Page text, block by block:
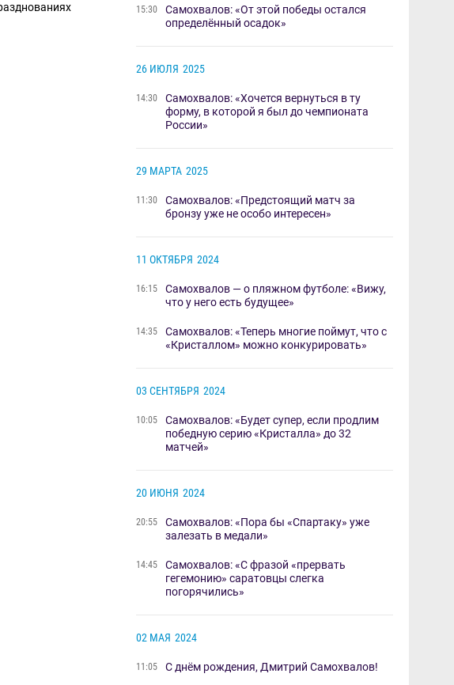
15:30
Самохвалов: «От этой победы остался
определённый осадок»
26 ИЮЛЯ 2025
14:30
Самохвалов: «Хочется вернуться в ту
форму, в которой я был до чемпионата
России»
29 МАРТА 2025
11:30
Самохвалов: «Предстоящий матч за
бронзу уже не особо интересен»
11 ОКТЯБРЯ 2024
16:15
Самохвалов — о пляжном футболе: «Вижу,
что у него есть будущее»
14:35
Самохвалов: «Теперь многие поймут, что с
«Кристаллом»​ можно конкурировать»​​
03 СЕНТЯБРЯ 2024
10:05
Самохвалов: «Будет супер, если продлим
победную серию «Кристалла» до 32
матчей»
20 ИЮНЯ 2024
20:55
​Самохвалов: «Пора бы «Спартаку»​​ уже
залезать в медали»​​
14:45
Самохвалов: «С фразой «прервать
гегемонию»​ саратовцы​ слегка
погорячились»
02 МАЯ 2024
11:05 С днём рождения, Дмитрий Самохвалов!